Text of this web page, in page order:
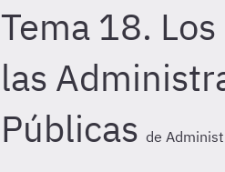
Tema 18.
las
Públicas de